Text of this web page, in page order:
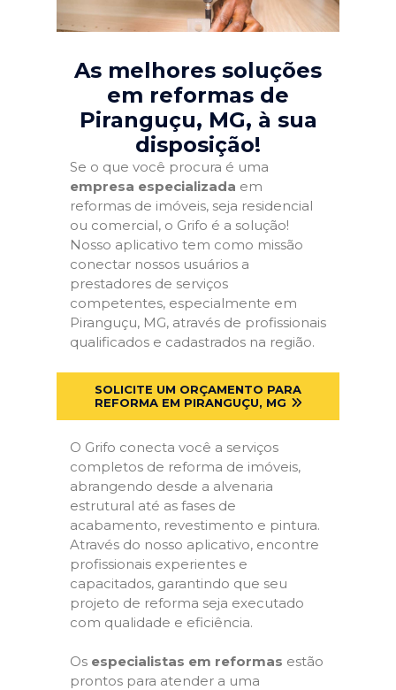
As melhores soluções
em reformas de
Piranguçu, MG, à sua
disposição!
Se o que você procura é uma
empresa especializada em
reformas de imóveis, seja residencial
ou comercial, o Grifo é a solução!
Nosso aplicativo tem como missão
conectar nossos usuários a
prestadores de serviços
competentes, especialmente em
Piranguçu, MG, através de profissionais
qualificados e cadastrados na região.
SOLICITE UM ORÇAMENTO PARA
REFORMA EM PIRANGUÇU, MG
O Grifo conecta você a serviços
completos de reforma de imóveis,
abrangendo desde a alvenaria
estrutural até as fases de
acabamento, revestimento e pintura.
Através do nosso aplicativo, encontre
profissionais experientes e
capacitados, garantindo que seu
projeto de reforma seja executado
com qualidade e eficiência.
Os especialistas em reformas estão
prontos para atender a uma